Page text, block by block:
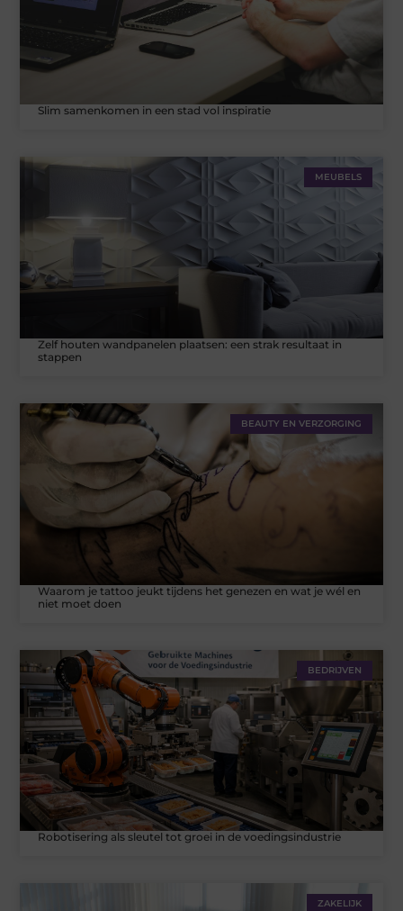
Slim samenkomen in een stad vol inspiratie
MEUBELS
Zelf houten wandpanelen plaatsen: een strak resultaat in
stappen
BEAUTY EN VERZORGING
Waarom je tattoo jeukt tijdens het genezen en wat je wél en
niet moet doen
BEDRIJVEN
Robotisering als sleutel tot groei in de voedingsindustrie
ZAKELIJK